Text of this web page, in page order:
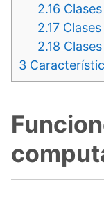
2.16
2.17
2.18
3